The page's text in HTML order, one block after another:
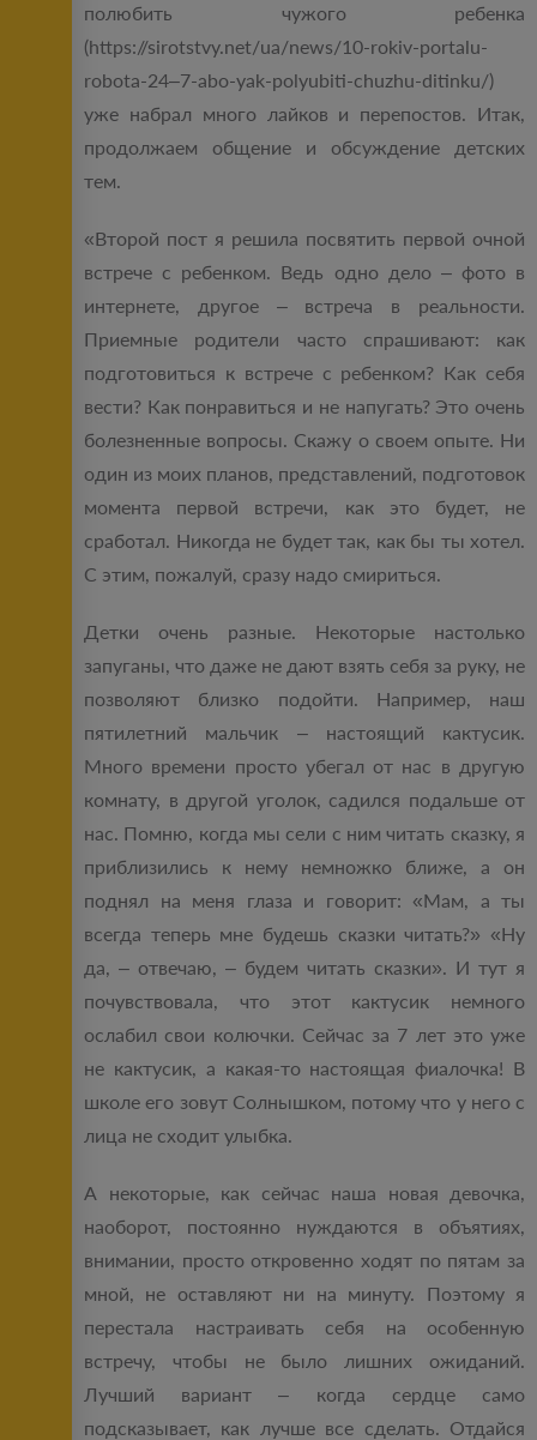
полюбить чужого ребенка
(https://sirotstvy.net/ua/news/10-rokiv-portalu-
robota-24–7-abo-yak-polyubiti-chuzhu-ditinku/)
уже набрал много лайков и перепостов. Итак,
продолжаем общение и обсуждение детских
тем.
«Второй пост я решила посвятить первой очной
встрече с ребенком. Ведь одно дело – фото в
интернете, другое – встреча в реальности.
Приемные родители часто спрашивают: как
подготовиться к встрече с ребенком? Как себя
вести? Как понравиться и не напугать? Это очень
болезненные вопросы. Скажу о своем опыте. Ни
один из моих планов, представлений, подготовок
момента первой встречи, как это будет, не
сработал. Никогда не будет так, как бы ты хотел.
С этим, пожалуй, сразу надо смириться.
Детки очень разные. Некоторые настолько
запуганы, что даже не дают взять себя за руку, не
позволяют близко подойти. Например, наш
пятилетний мальчик – настоящий кактусик.
Много времени просто убегал от нас в другую
комнату, в другой уголок, садился подальше от
нас. Помню, когда мы сели с ним читать сказку, я
приблизились к нему немножко ближе, а он
поднял на меня глаза и говорит: «Мам, а ты
всегда теперь мне будешь сказки читать?» «Ну
да, – отвечаю, – будем читать сказки». И тут я
почувствовала, что этот кактусик немного
ослабил свои колючки. Сейчас за 7 лет это уже
не кактусик, а какая-то настоящая фиалочка! В
школе его зовут Солнышком, потому что у него с
лица не сходит улыбка.
А некоторые, как сейчас наша новая девочка,
наоборот, постоянно нуждаются в объятиях,
внимании, просто откровенно ходят по пятам за
мной, не оставляют ни на минуту. Поэтому я
перестала настраивать себя на особенную
встречу, чтобы не было лишних ожиданий.
Лучший вариант – когда сердце само
подсказывает, как лучше все сделать. Отдайся